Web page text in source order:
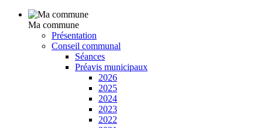
Ma commune
Présentation
Conseil communal
Séances
Préavis municipaux
2026
2025
2024
2023
2022